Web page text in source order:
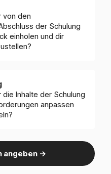
von den
der Schulung
einholen und dir
Inhalte der Schulung
anpassen
->